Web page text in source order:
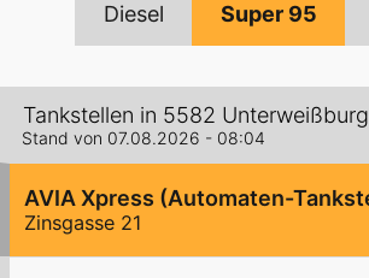
Diesel Super 95
Tankstellen in 5582 Unterweißburg
Stand von 07.08.2026 - 08:04
Zinsgasse 21